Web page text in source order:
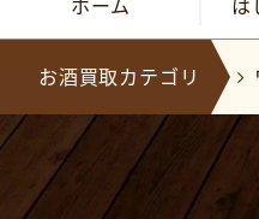
ホーム は
お酒買取カテゴリ